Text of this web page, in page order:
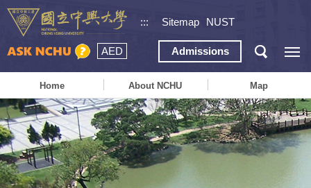
::: Sitemap NUST
AED Admissions
Home About NCHU Map